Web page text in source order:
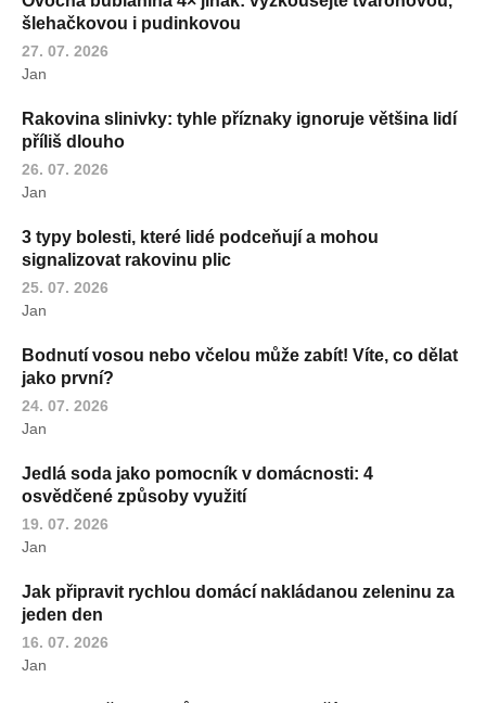
šlehačkovou i pudinkovou
27. 07. 2026
Jan
Rakovina slinivky: tyhle příznaky ignoruje většina lidí
příliš dlouho
26. 07. 2026
Jan
3 typy bolesti, které lidé podceňují a mohou
signalizovat rakovinu plic
25. 07. 2026
Jan
Bodnutí vosou nebo včelou může zabít! Víte, co dělat
jako první?
24. 07. 2026
Jan
Jedlá soda jako pomocník v domácnosti: 4
osvědčené způsoby využití
19. 07. 2026
Jan
Jak připravit rychlou domácí nakládanou zeleninu za
jeden den
16. 07. 2026
Jan